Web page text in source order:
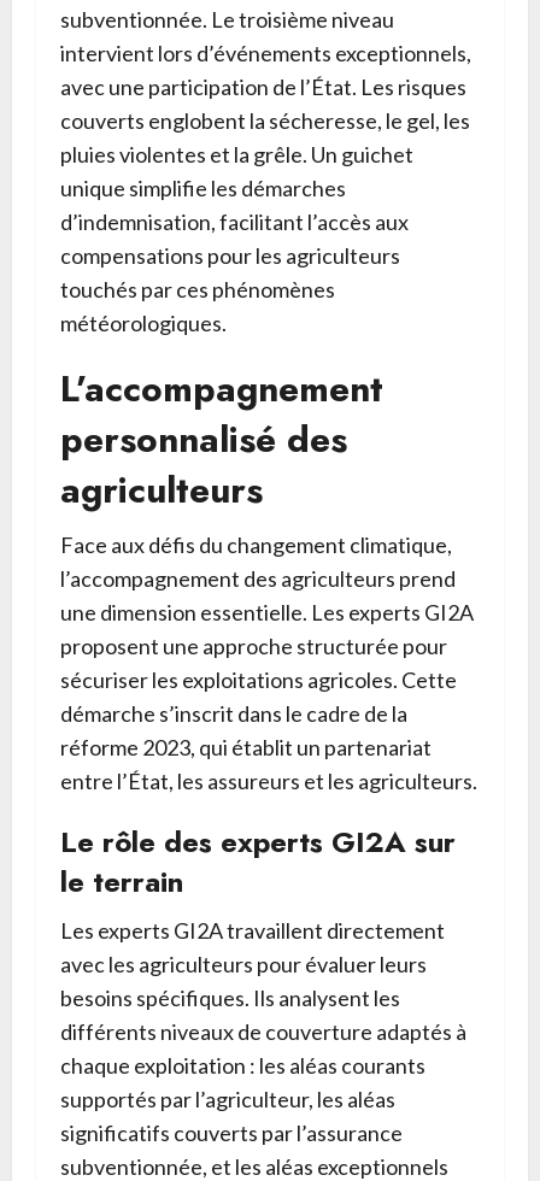
subventionnée. Le troisième niveau
intervient lors d’événements exceptionnels,
avec une participation de l’État. Les risques
couverts englobent la sécheresse, le gel, les
pluies violentes et la grêle. Un guichet
unique simplifie les démarches
d’indemnisation, facilitant l’accès aux
compensations pour les agriculteurs
touchés par ces phénomènes
météorologiques.
L’accompagnement
personnalisé des
agriculteurs
Face aux défis du changement climatique,
l’accompagnement des agriculteurs prend
une dimension essentielle. Les experts GI2A
proposent une approche structurée pour
sécuriser les exploitations agricoles. Cette
démarche s’inscrit dans le cadre de la
réforme 2023, qui établit un partenariat
entre l’État, les assureurs et les agriculteurs.
Le rôle des experts GI2A sur
le terrain
Les experts GI2A travaillent directement
avec les agriculteurs pour évaluer leurs
besoins spécifiques. Ils analysent les
différents niveaux de couverture adaptés à
chaque exploitation : les aléas courants
supportés par l’agriculteur, les aléas
significatifs couverts par l’assurance
subventionnée, et les aléas exceptionnels